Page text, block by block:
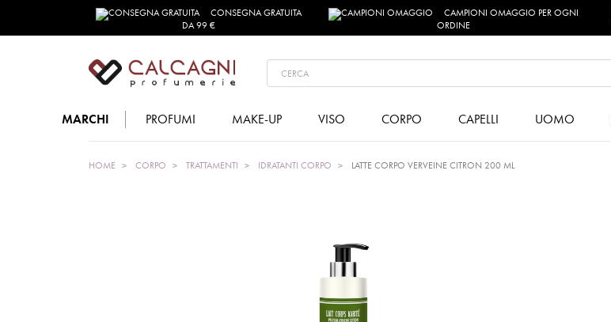
CONSEGNA GRATUITA
DA 99 €
CAMPIONI OMAGGIO PER OGNI
ORDINE
MARCHI PROFUMI MAKE-UP VISO CORPO CAPELLI UOMO
HOME CORPO TRATTAMENTI IDRATANTI CORPO LATTE CORPO VERVEINE CITRON 200 ML